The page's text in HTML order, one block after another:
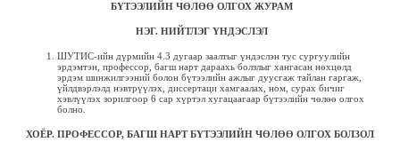
БҮТЭЭЛИЙН ЧӨЛӨӨ ОЛГОХ ЖУРАМ
НЭГ. НИЙТЛЭГ ҮНДЭСЛЭЛ
ШУТИС-ийн дүрмийн 4.3 дугаар заалтыг үндэслэн тус сургуулийн
эрдэмтэн, профессор, багш нарт дараахь болзлыг хангасан нөхцөлд
эрдэм шинжилгээний болон бүтээлийн ажлыг дуусгаж тайлан гаргаж,
үйлдвэрлэлд нэвтрүүлэх, диссертаци хамгаалах, ном, сурах бичиг
хэвлүүлэх зорилгоор 6 сар хүртэл хугацаагаар бүтээлийн чөлөө олгох
болно.
ХОЁР. ПРОФЕССОР, БАГШ НАРТ БҮТЭЭЛИЙН ЧӨЛӨӨ ОЛГОХ БОЛЗОЛ